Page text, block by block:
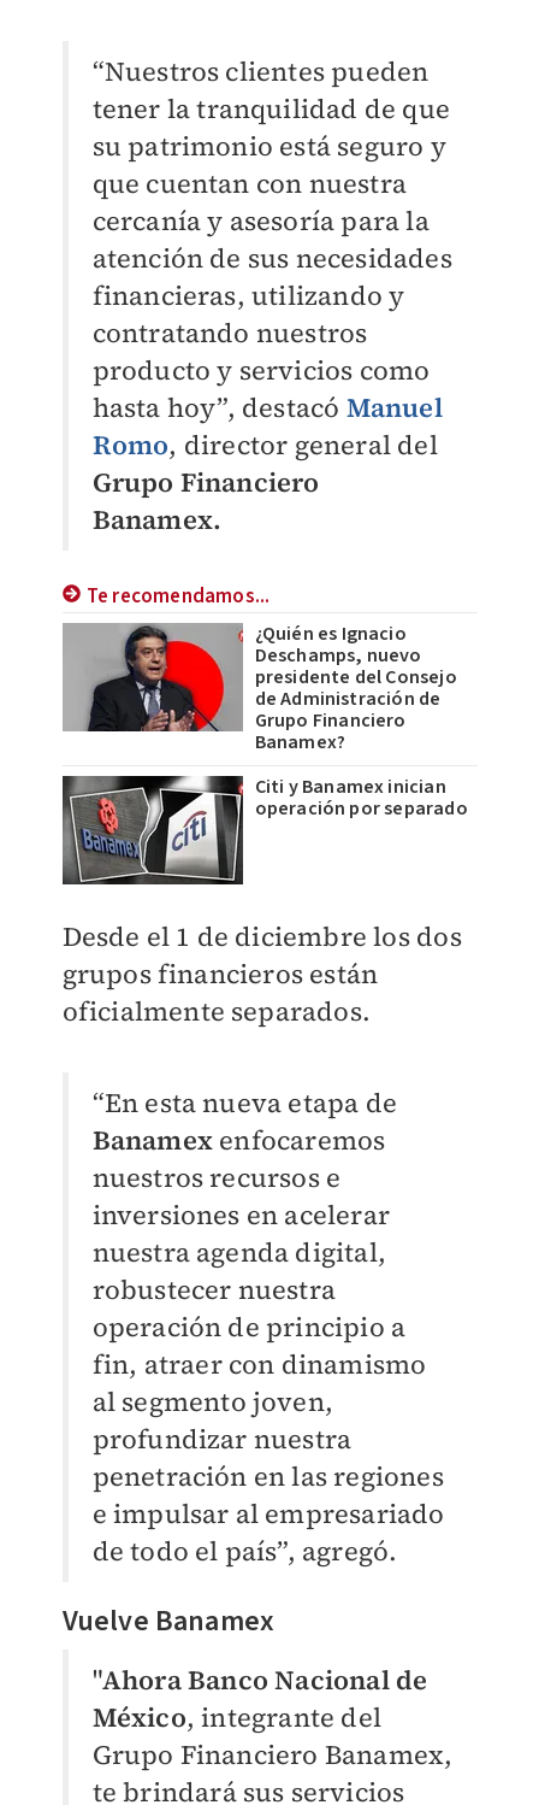
“Nuestros clientes pueden
tener la tranquilidad de que
su patrimonio está seguro y
que cuentan con nuestra
cercanía y asesoría para la
atención de sus necesidades
financieras, utilizando y
contratando nuestros
producto y servicios como
hasta hoy”, destacó Manuel
Romo, director general del
Grupo Financiero
Banamex.
Te recomendamos...
¿Quién es Ignacio
Deschamps, nuevo
presidente del Consejo
de Administración de
Grupo Financiero
Banamex?
Citi y Banamex inician
operación por separado
Desde el 1 de diciembre los dos
grupos financieros están
oficialmente separados.
“En esta nueva etapa de
Banamex enfocaremos
nuestros recursos e
inversiones en acelerar
nuestra agenda digital,
robustecer nuestra
operación de principio a
fin, atraer con dinamismo
al segmento joven,
profundizar nuestra
penetración en las regiones
e impulsar al empresariado
de todo el país”, agregó.
Vuelve Banamex
"Ahora Banco Nacional de
México, integrante del
Grupo Financiero Banamex,
te brindará sus servicios